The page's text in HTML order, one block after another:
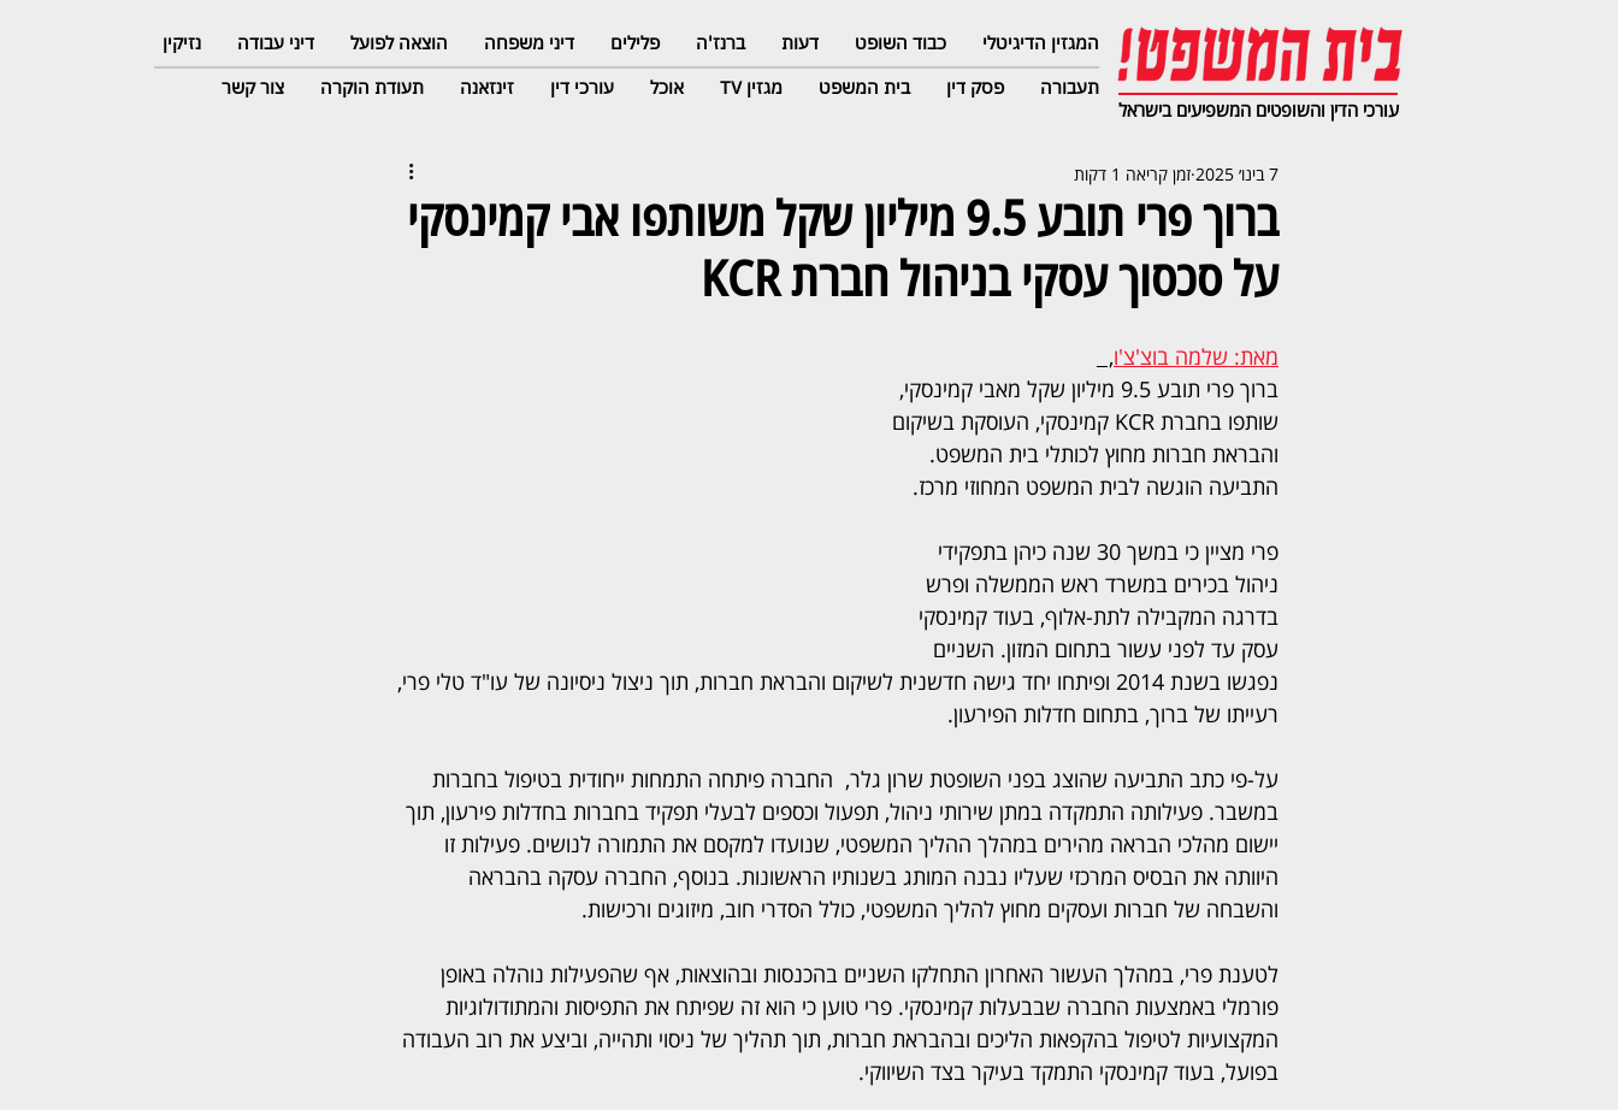
המגזין הדיגיטלי כבוד השופט דעות ברנז'ה פלילים דיני משפחה הוצאה לפועל דיני עבודה
נזיקין
תעבורה
פסק דין בית המשפט מגזין TV אוכל עורכי דין זינזאנה תעודת הוקרה צור קשר
עורכי הדין והשופטים המשפיעים בישראל
ברוך פרי תובע 9.5 מיליון שקל משותפו אבי קמינסקי
על סכסוך עסקי בניהול חברת KCR
7 בינו׳ 2025 זמן קריאה 1 דקות
מאת: שלמה בוצ'צ'ו,
ברוך פרי תובע 9.5 מיליון שקל מאבי קמינסקי,
שותפו בחברת KCR קמינסקי, העוסקת בשיקום
והבראת חברות מחוץ לכותלי בית המשפט.
התביעה הוגשה לבית המשפט המחוזי מרכז.
פרי מציין כי במשך 30 שנה כיהן בתפקידי
ניהול בכירים במשרד ראש הממשלה ופרש
בדרגה המקבילה לתת-אלוף, בעוד קמינסקי
עסק עד לפני עשור בתחום המזון. השניים
נפגשו בשנת 2014 ופיתחו יחד גישה חדשנית לשיקום והבראת חברות, תוך ניצול ניסיונה של עו"ד טלי פרי,
רעייתו של ברוך, בתחום חדלות הפירעון.
על-פי כתב התביעה שהוצג בפני השופטת שרון גלר,  החברה פיתחה התמחות ייחודית בטיפול בחברות
במשבר. פעילותה התמקדה במתן שירותי ניהול, תפעול וכספים לבעלי תפקיד בחברות בחדלות פירעון, תוך
יישום מהלכי הבראה מהירים במהלך ההליך המשפטי, שנועדו למקסם את התמורה לנושים. פעילות זו
היוותה את הבסיס המרכזי שעליו נבנה המותג בשנותיו הראשונות. בנוסף, החברה עסקה בהבראה
והשבחה של חברות ועסקים מחוץ להליך המשפטי, כולל הסדרי חוב, מיזוגים ורכישות.
לטענת פרי, במהלך העשור האחרון התחלקו השניים בהכנסות ובהוצאות, אף שהפעילות נוהלה באופן
פורמלי באמצעות החברה שבבעלות קמינסקי. פרי טוען כי הוא זה שפיתח את התפיסות והמתודולוגיות
המקצועיות לטיפול בהקפאות הליכים ובהבראת חברות, תוך תהליך של ניסוי ותהייה, וביצע את רוב העבודה
בפועל, בעוד קמינסקי התמקד בעיקר בצד השיווקי.